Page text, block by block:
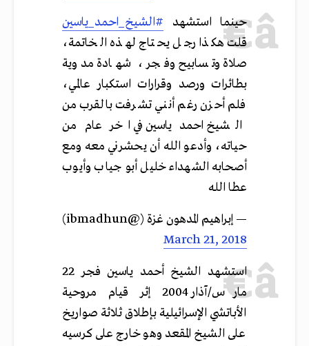
حينما استشهد #الشيخ_احمد_ياسين
قلت هكذا رجل يحتاج لهذه الخاتمة،
صلاة وتسابيح وفجر ، شهادة مدوية
بطائرات ورصد وقرارات استكبار عالمي،
فلم أحزن رغم أنني تشرفت بالقرب من
الشيخ احمد ياسين في اخر عام من
حياته، وأدعو الله أن يحشرني معه ومع
أصحابه الشهداء خليل أبو جياب وأيوب
عطا الله
— إبراهيم المدهون غزة (@ibmadhun)
March 21, 2018
استشهد الشيخ أحمد ياسين فجر 22
مارس/آذار 2004 إثر قيام مروحية
الأباتشي الإسرائيلية بإطلاق ثلاثة صواريخ
على الشيخ المقعد وهو خارج على كرسيه